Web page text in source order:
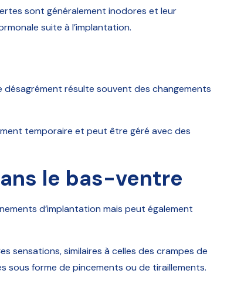
sont généralement inodores et leur
suite à l’implantation.
désagrément résulte souvent des changements
temporaire et peut être géré avec des
le bas-ventre
d’implantation mais peut également
sensations, similaires à celles des crampes de
sous forme de pincements ou de tiraillements.